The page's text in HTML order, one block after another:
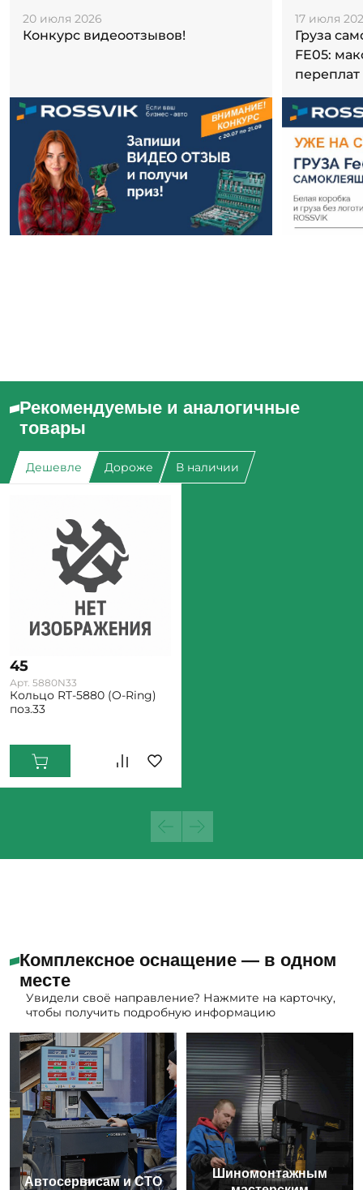
20 июля 2026
Конкурс видеоотзывов!
17 июля
Груза
FE05:
переплат
Рекомендуемые и аналогичные
товары
Дешевле Дороже В наличии
45
Арт. 5880N33
Кольцо RT-5880 (O-Ring)
поз.33
Комплексное оснащение — в одном
месте
Увидели своё направление? Нажмите на карточку,
чтобы получить подробную информацию
Автосервисам и СТО
Шиномонтажным